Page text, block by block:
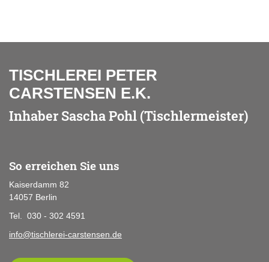
TISCHLEREI PETER
CARSTENSEN E.K.
Inhaber Sascha Pohl (Tischlermeister)
So erreichen Sie uns
Kaiserdamm 82
14057 Berlin
Tel. 030 - 302 4591
info@tischlerei-carstensen.de